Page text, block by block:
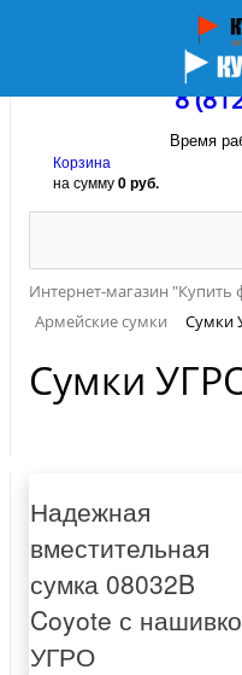
8
Время
Корзина
на сумму0 руб.
Интернет-магазин "Купить
Армейские сумки
Сумки
Сумки
Надежная
вместительная
сумка 08032B
Coyote с
УГРО